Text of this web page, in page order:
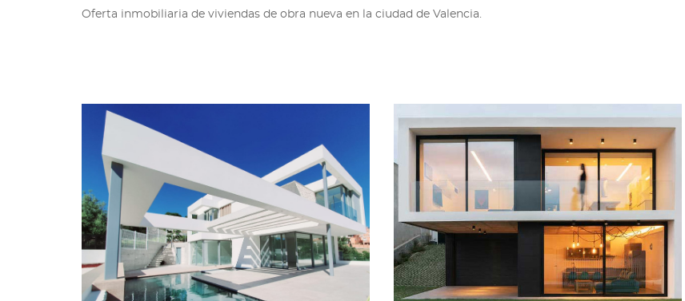
Oferta inmobiliaria de viviendas de obra nueva en la ciudad de Valencia.